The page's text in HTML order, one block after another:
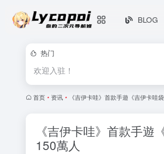
BLOG
热门
欢迎入驻！
首页 • 资讯 • 《吉伊卡哇》首款手遊《吉伊卡哇
《吉伊卡哇》首款手
150萬人